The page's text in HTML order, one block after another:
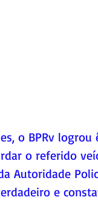
o BPRv logrou
o referido
da Autoridade
e